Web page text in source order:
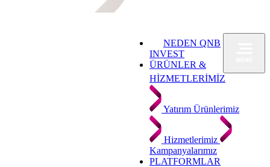
NEDEN QNB
INVEST
ÜRÜNLER &
HİZMETLERİMİZ
Yatırım Ürünlerimiz
Hizmetlerimiz
Kampanyalarımız
PLATFORMLAR